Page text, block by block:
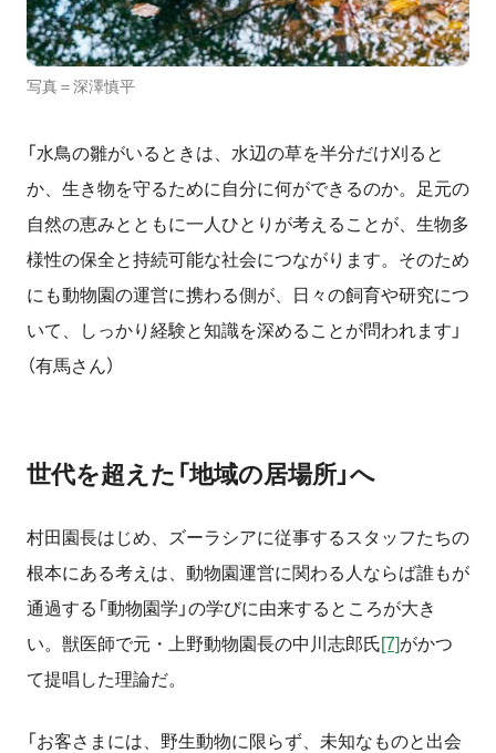
写真＝深澤慎平
「水鳥の雛がいるときは、水辺の草を半分だけ刈ると
か、生き物を守るために自分に何ができるのか。足元の
自然の恵みとともに一人ひとりが考えることが、生物多
様性の保全と持続可能な社会につながります。そのため
にも動物園の運営に携わる側が、日々の飼育や研究につ
いて、しっかり経験と知識を深めることが問われます」
（有馬さん）
世代を超えた「地域の居場所」へ
村田園長はじめ、ズーラシアに従事するスタッフたちの
根本にある考えは、動物園運営に関わる人ならば誰もが
通過する「動物園学」の学びに由来するところが大き
い。獣医師で元・上野動物園長の中川志郎氏[7]がかつ
て提唱した理論だ。
「お客さまには、野生動物に限らず、未知なものと出会